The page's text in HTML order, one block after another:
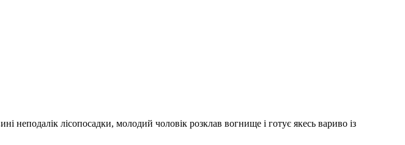
неподалік лісопосадки, молодий чоловік розклав вогнище і готує якесь вариво із